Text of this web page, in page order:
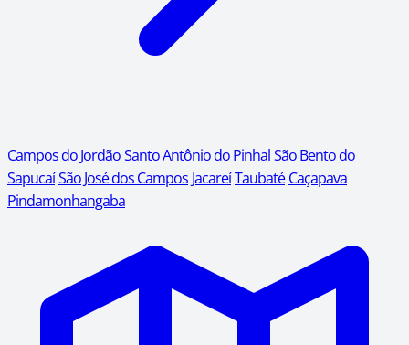
Campos do JordãoSanto Antônio do PinhalSão Bento do
SapucaíSão José dos Campos JacareíTaubaté Caçapava
Pindamonhangaba